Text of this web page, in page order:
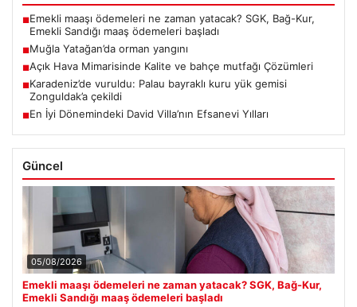
■Emekli maaşı ödemeleri ne zaman yatacak? SGK, Bağ-Kur,
Emekli Sandığı maaş ödemeleri başladı
■Muğla Yatağan’da orman yangını
■Açık Hava Mimarisinde Kalite ve bahçe mutfağı Çözümleri
■Karadeniz’de vuruldu: Palau bayraklı kuru yük gemisi
Zonguldak’a çekildi
■En İyi Dönemindeki David Villa’nın Efsanevi Yılları
Güncel
05/08/2026
Emekli maaşı ödemeleri ne zaman yatacak? SGK, Bağ-Kur,
Emekli Sandığı maaş ödemeleri başladı